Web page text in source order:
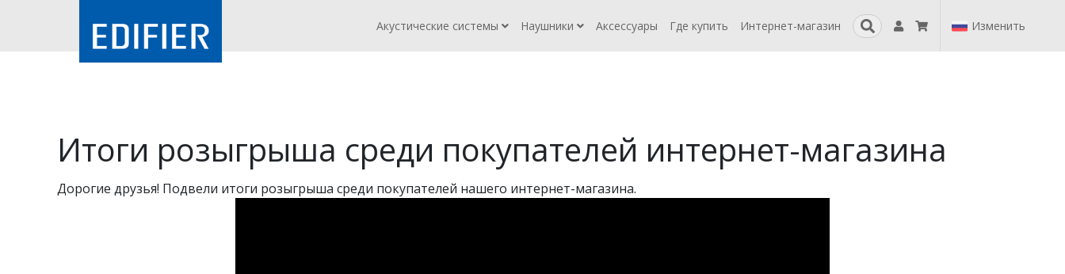
Акустические системы Наушники Аксессуары Где купить Интернет-магазин Изменить
Итоги розыгрыша среди покупателей интернет-магазина
Дорогие друзья! Подвели итоги розыгрыша среди покупателей нашего интернет-магазина.